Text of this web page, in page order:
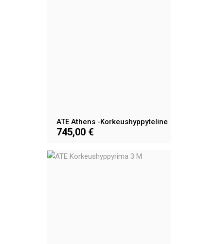
ATE Athens -korkeushyppyteline
745,00 €